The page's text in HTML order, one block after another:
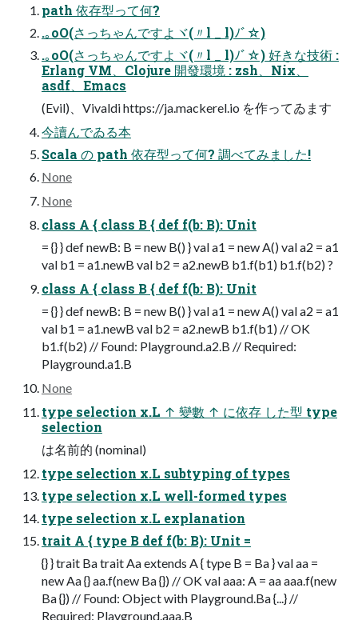
path 依存型って何?
.｡oO(さっちゃんですよヾ(〃l _ l)ﾉﾞ☆)
.｡oO(さっちゃんですよヾ(〃l _ l)ﾉﾞ☆) 好きな技術 :
Erlang VM、Clojure 開發環境 : zsh、Nix、
asdf、Emacs
(Evil)、Vivaldi https://ja.mackerel.io を作ってゐます
今讀んでゐる本
Scala の path 依存型って何? 調べてみました!
None
None
class A { class B { def f(b: B): Unit
= {} } def newB: B = new B() } val a1 = new A() val a2 = a1
val b1 = a1.newB val b2 = a2.newB b1.f(b1) b1.f(b2) ?
class A { class B { def f(b: B): Unit
= {} } def newB: B = new B() } val a1 = new A() val a2 = a1
val b1 = a1.newB val b2 = a2.newB b1.f(b1) // OK
b1.f(b2) // Found: Playground.a2.B // Required:
Playground.a1.B
None
type selection x.L ↑ 變數 ↑ に依存 した型 type
selection
は名前的 (nominal)
type selection x.L subtyping of types
type selection x.L well-formed types
type selection x.L explanation
trait A { type B def f(b: B): Unit =
{} } trait Ba trait Aa extends A { type B = Ba } val aa =
new Aa {} aa.f(new Ba {}) // OK val aaa: A = aa aaa.f(new
Ba {}) // Found: Object with Playground.Ba {...} //
Required: Playground.aaa.B